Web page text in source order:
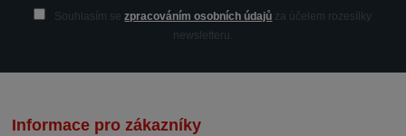
Souhlasím sezpracováním osobních údajů za účelem rozesílky
newsletteru.
Informace pro zákazníky